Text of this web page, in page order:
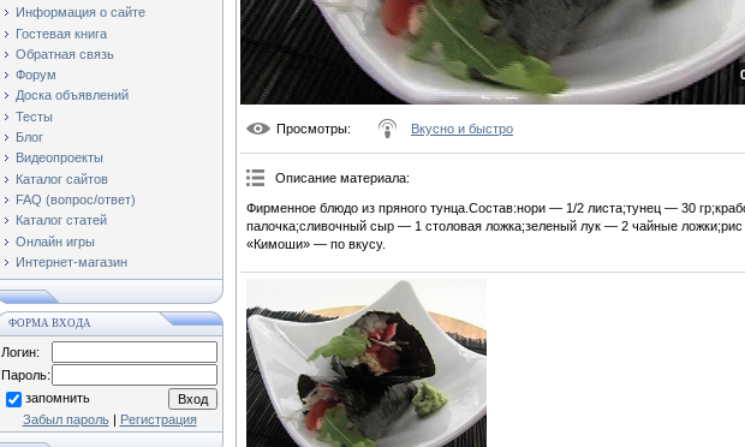
Информация о сайте
Гостевая книга
Обратная связь
Форум
Доска объявлений
Тесты
Блог
Видеопроекты
Каталог сайтов
FAQ (вопрос/ответ)
Каталог статей
Онлайн игры
Интернет-магазин
ФОРМА ВХОДА
Логин:
Пароль:
запомнить
Забыл пароль| Регистрация
Просмотры: Вкусно и быстро
Описание материала:
Фирменное блюдо из пряного тунца.Состав:нори — 1/2 листа;тунец — 30
палочка;сливочный сыр — 1 столовая ложка;зеленый лук — 2 чайные
«Кимоши» — по вкусу.